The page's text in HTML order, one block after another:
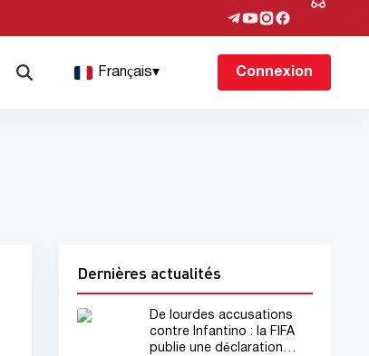
Français▾ Connexion
Dernières actualités
De lourdes accusations
contre Infantino : la FIFA
publie une déclaration